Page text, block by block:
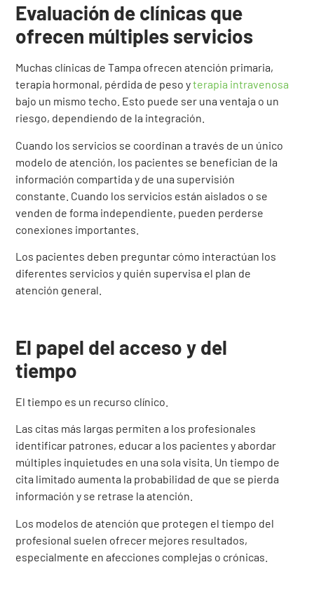
Evaluación de clínicas que
ofrecen múltiples servicios
Muchas clínicas de Tampa ofrecen atención primaria,
terapia hormonal, pérdida de peso yterapia intravenosa
bajo un mismo techo. Esto puede ser una ventaja o un
riesgo, dependiendo de la integración.
Cuando los servicios se coordinan a través de un único
modelo de atención, los pacientes se benefician de la
información compartida y de una supervisión
constante. Cuando los servicios están aislados o se
venden de forma independiente, pueden perderse
conexiones importantes.
Los pacientes deben preguntar cómo interactúan los
diferentes servicios y quién supervisa el plan de
atención general.
El papel del acceso y del
tiempo
El tiempo es un recurso clínico.
Las citas más largas permiten a los profesionales
identificar patrones, educar a los pacientes y abordar
múltiples inquietudes en una sola visita. Un tiempo de
cita limitado aumenta la probabilidad de que se pierda
información y se retrase la atención.
Los modelos de atención que protegen el tiempo del
profesional suelen ofrecer mejores resultados,
especialmente en afecciones complejas o crónicas.